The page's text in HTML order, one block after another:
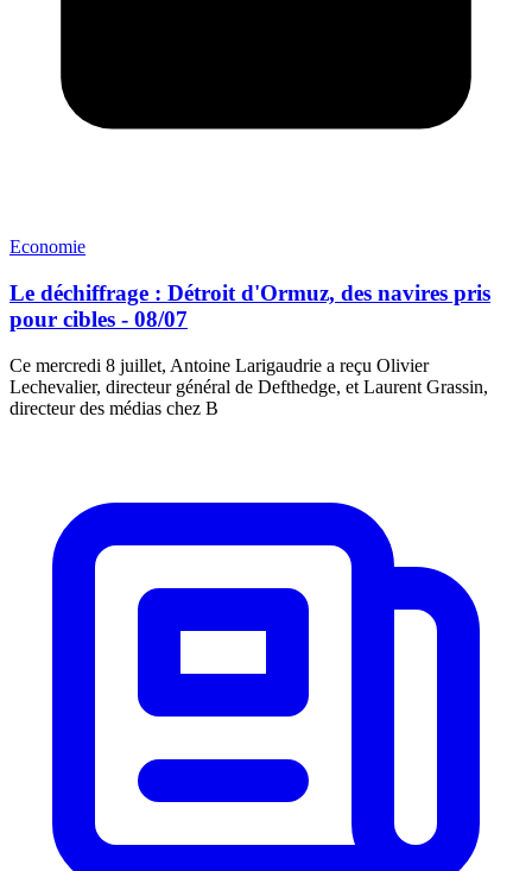
Economie
Le déchiffrage : Détroit d'Ormuz, des navires pris
pour cibles - 08/07
Ce mercredi 8 juillet, Antoine Larigaudrie a reçu Olivier
Lechevalier, directeur général de Defthedge, et Laurent Grassin,
directeur des médias chez B